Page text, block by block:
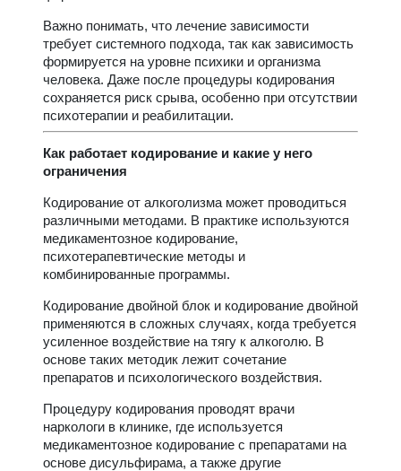
Важно понимать, что лечение зависимости
требует системного подхода, так как зависимость
формируется на уровне психики и организма
человека. Даже после процедуры кодирования
сохраняется риск срыва, особенно при отсутствии
психотерапии и реабилитации.
Как работает кодирование и какие у него
ограничения
Кодирование от алкоголизма может проводиться
различными методами. В практике используются
медикаментозное кодирование,
психотерапевтические методы и
комбинированные программы.
Кодирование двойной блок и кодирование двойной
применяются в сложных случаях, когда требуется
усиленное воздействие на тягу к алкоголю. В
основе таких методик лежит сочетание
препаратов и психологического воздействия.
Процедуру кодирования проводят врачи
наркологи в клинике, где используется
медикаментозное кодирование с препаратами на
основе дисульфирама, а также другие